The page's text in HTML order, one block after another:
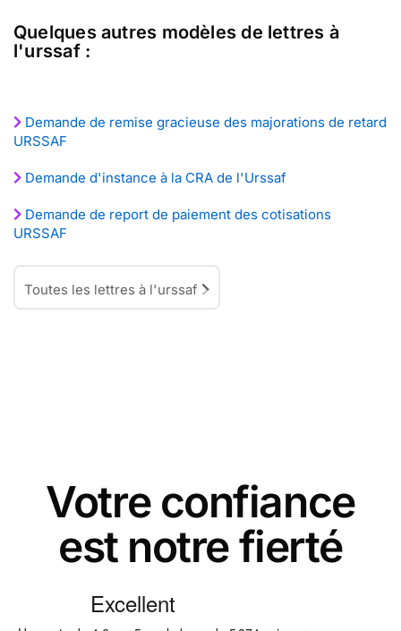
Quelques autres modèles de lettres à
l'urssaf :
Demande de remise gracieuse des majorations de retard
URSSAF
Demande d'instance à la CRA de l'Urssaf
Demande de report de paiement des cotisations
URSSAF
Toutes les lettres à l'urssaf
Votre confiance
est notre fierté